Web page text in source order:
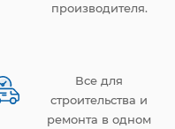
производителя.
Все для
строительства и
ремонта в одном